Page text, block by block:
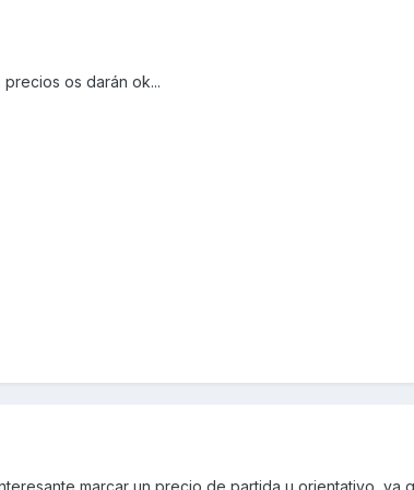
precios os darán ok...
marcar un precio de partida u orientativo, ya